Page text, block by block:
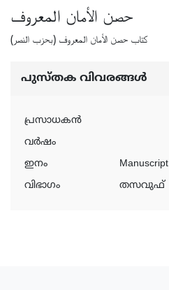
حصن الأمان المعروف
كتاب حصن الأمان المعروف (بحزب النصر)
പുസ്‌തക വിവരങ്ങള്‍
പ്രസാധകന്‍
വര്‍ഷം
ഇനം
Manuscript
വിഭാഗം
തസവുഫ്‌